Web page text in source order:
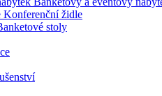
Konferenční židle
stoly